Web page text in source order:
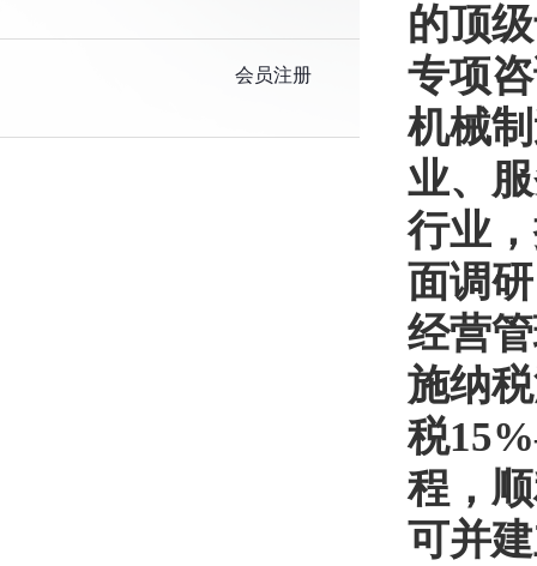
会员注册
的顶
专项
机械
业、
行业
面调
经营
施纳
税
程，
可并